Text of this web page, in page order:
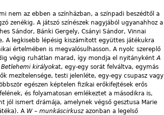
nem az ebben a színházban, a színpadi beszédtől a
zenékig. A játszó színészek nagyjából ugyanahhoz a
Sándor, Bánki Gergely, Csányi Sándor, Vinnai
A legkisebb lépésig kiszámított együttes játékukra
értelmében is megvalósulhasson. A nyolc szereplő
végig ruhátlan marad, így mondja el nyitányként A
Betlehemi királyokat, egy-egy sorát felváltva, egymás
mezítelensége, testi jelenléte, egy-egy csupasz vagy
egészen képtelen fizikai erőkifejtések erős
és folyamatosan emlékeztet a másodikra is,
jól ismert drámája, amelynek végső gesztusa Marie
A W – munkáscirkuszazonban a legelső